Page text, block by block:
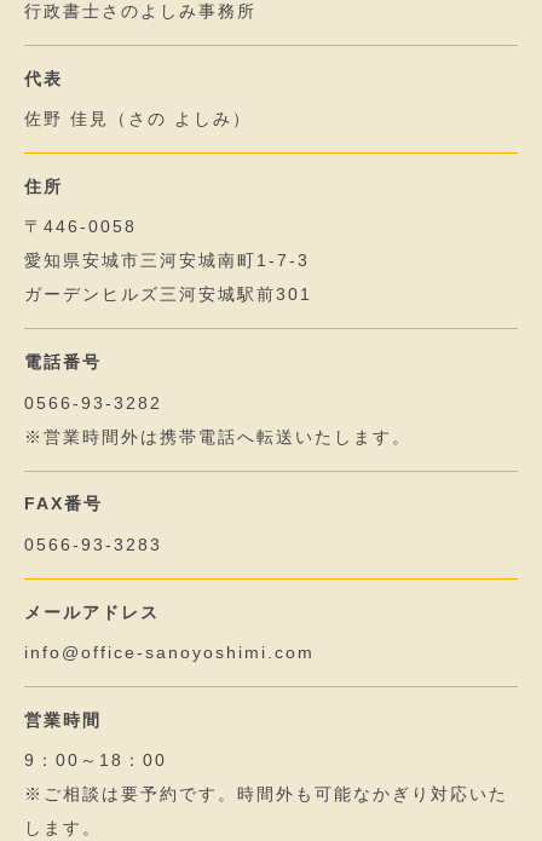
行政書士さのよしみ事務所
代表
佐野 佳見（さの よしみ）
住所
〒446-0058
愛知県安城市三河安城南町1-7-3
ガーデンヒルズ三河安城駅前301
電話番号
0566-93-3282
※営業時間外は携帯電話へ転送いたします。
FAX番号
0566-93-3283
メールアドレス
info@office-sanoyoshimi.com
営業時間
9：00～18：00
※ご相談は要予約です。時間外も可能なかぎり対応いた
します。